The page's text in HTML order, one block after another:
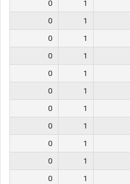
1
0
1
0
1
0
1
0
1
0
1
0
1
0
1
0
1
0
1
0
1
0